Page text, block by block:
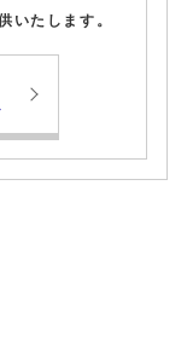
いたします。